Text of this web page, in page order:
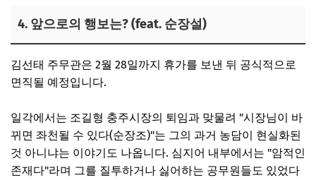
4. 앞으로의 행보는? (feat. 순장설)
김선태 주무관은 2월 28일까지 휴가를 보낸 뒤 공식적으로
면직될 예정입니다.
일각에서는 조길형 충주시장의 퇴임과 맞물려 "시장님이 바
뀌면 좌천될 수 있다(순장조)"는 그의 과거 농담이 현실화된
것 아니냐는 이야기도 나옵니다. 심지어 내부에서는 "암적인
존재다"라며 그를 질투하거나 싫어하는 공무원들도 있었다